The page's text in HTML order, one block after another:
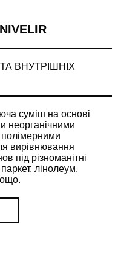
ВНУТРІШНІХ
суміш на основі
неорганічними
вирівнювання
під різноманітні
лінолеум,